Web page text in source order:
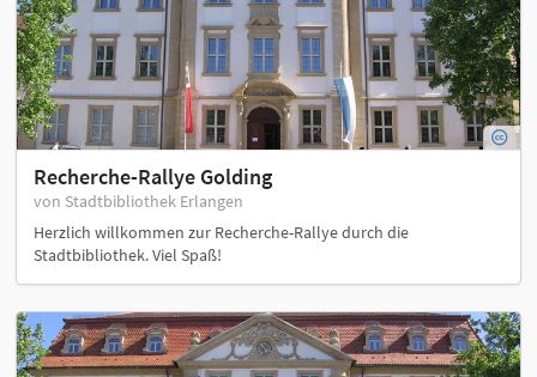
Recherche-Rallye Golding
von Stadtbibliothek Erlangen
Herzlich willkommen zur Recherche-Rallye durch die
Stadtbibliothek. Viel Spaß!